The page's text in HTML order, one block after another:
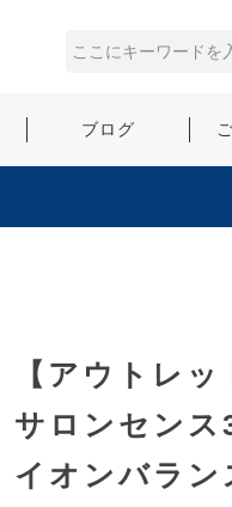
ブログ
【アウトレッ
サロンセンス
イオンバラン